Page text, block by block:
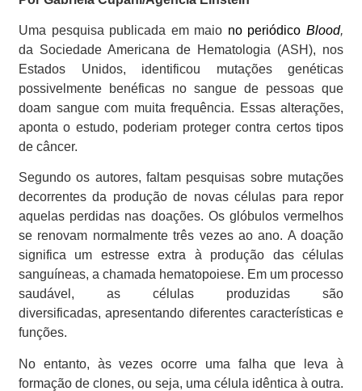
Uma pesquisa publicada em maio no periódicoBlood,
da Sociedade Americana de Hematologia (ASH), nos
Estados Unidos, identificou mutações genéticas
possivelmente benéficas no sangue de pessoas que
doam sangue com muita frequência. Essas alterações,
aponta o estudo, poderiam proteger contra certos tipos
de câncer.
Segundo os autores, faltam pesquisas sobre mutações
decorrentes da produção de novas células para repor
aquelas perdidas nas doações. Os glóbulos vermelhos
se renovam normalmente três vezes ao ano. A doação
significa um estresse extra à produção das células
sanguíneas, a chamada hematopoiese. Em um processo
saudável, as células produzidas são
diversificadas, apresentando diferentes características e
funções.
No entanto, às vezes ocorre uma falha que leva à
formação de clones, ou seja, uma célula idêntica à outra.